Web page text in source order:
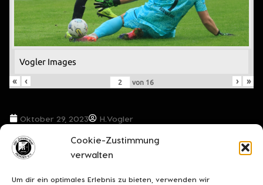
Cookie-Zustimmung
verwalten
Um dir ein optimales Erlebnis zu bieten, verwenden wir
Vogler Images
«
‹ von 16 › »
Oktober 29, 2023 H.Vogler
VORIGER BEITRAG
Das Spiel findet heute statt!
NÄCHSTER BEITRAG